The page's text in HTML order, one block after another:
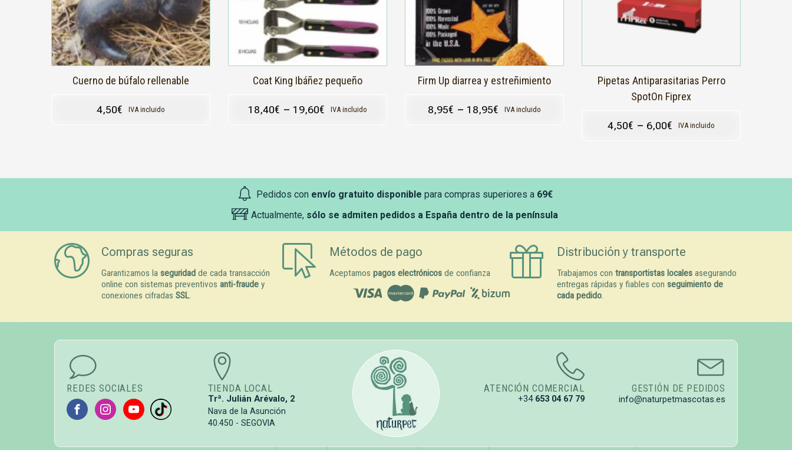
Cuerno de búfalo rellenable
4,50€ IVA incluido
Coat King Ibáñez pequeño
18,40€ – 19,60€ IVA incluido
elegir
página
de
producto
Firm Up diarrea y estreñimiento
8,95€ – 18,95€ IVA incluido
pueden
elegir
página
de
producto
Pipetas Antiparasitarias Perro
SpotOn Fiprex
4,50€ – 6,00€ IVA incluido
de
producto
Pedidos con envío gratuito disponible para compras superiores a 69€
Actualmente, sólo se admiten pedidos a España dentro de la península
Compras seguras
Garantizamos la seguridad de cada transacción
online con sistemas preventivos anti-fraude y
conexiones cifradas SSL.
Métodos de pago
Aceptamos pagos electrónicosde confianza
Distribución y transporte
Trabajamos con transportistas locales asegurando
entregas rápidas y fiables conseguimiento de
cada pedido.
REDES SOCIALES TIENDA LOCAL
Trª. Julián Arévalo, 2
Nava de la Asunción
40.450 - SEGOVIA
ATENCIÓN COMERCIAL
+34 653 04 67 79
GESTIÓN DE PEDIDOS
info@naturpetmascotas.es